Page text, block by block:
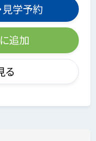
見学予約
追加
る